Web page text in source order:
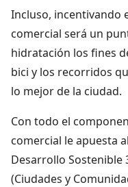
Incluso, incentivando
comercial será un
hidratación los fines
bici y los recorridos
lo mejor de la ciudad.
Con todo el
comercial le apuesta
Desarrollo Sostenible
(Ciudades y